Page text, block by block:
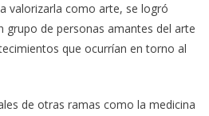
valorizarla como arte, se logró
grupo de personas amantes del arte
que ocurrían en torno al
de otras ramas como la medicina